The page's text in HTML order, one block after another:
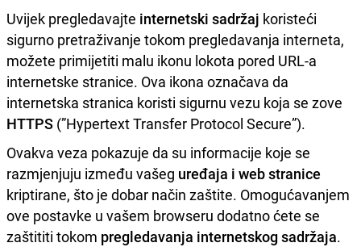
Uvijek pregledavajte internetski sadržaj koristeći
sigurno pretraživanje tokom pregledavanja interneta,
možete primijetiti malu ikonu lokota pored URL-a
internetske stranice. Ova ikona označava da
internetska stranica koristi sigurnu vezu koja se zove
HTTPS (”Hypertext Transfer Protocol Secure”).
Ovakva veza pokazuje da su informacije koje se
razmjenjuju između vašeg uređaja i web stranice
kriptirane, što je dobar način zaštite. Omogućavanjem
ove postavke u vašem browseru dodatno ćete se
zaštititi tokom pregledavanja internetskog sadržaja.